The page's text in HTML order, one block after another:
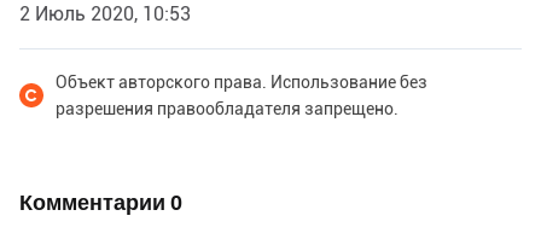
2 Июль 2020, 10:53
Объект авторского права. Использование без
разрешения правообладателя запрещено.
Комментарии 0